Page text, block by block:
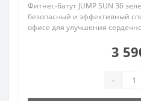
Фитнес-батут JUMP SUN 36
безопасный и эффективный
офисе для улучшения
3
-